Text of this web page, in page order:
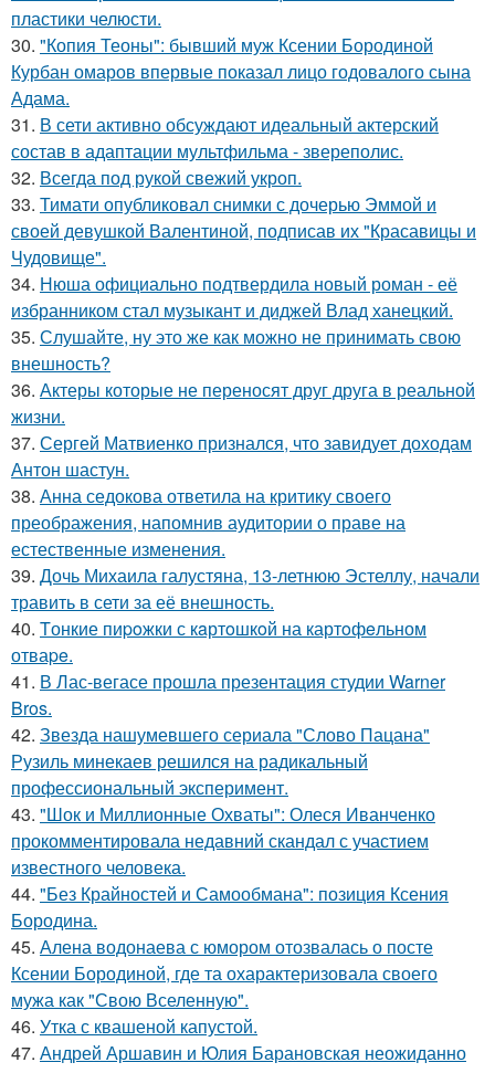
пластики челюсти.
30. "Копия Теоны": бывший муж Ксении Бородиной
Курбан омаров впервые показал лицо годовалого сына
Адама.
31. В сети активно обсуждают идеальный актерский
состав в адаптации мультфильма - звереполис.
32. Всегда под рукой свежий укроп.
33. Тимати опубликовал снимки с дочерью Эммой и
своей девушкой Валентиной, подписав их "Красавицы и
Чудовище".
34. Нюша официально подтвердила новый роман - её
избранником стал музыкант и диджей Влад ханецкий.
35. Слушайте, ну это же как можно не принимать свою
внешность?
36. Актеры которые не переносят друг друга в реальной
жизни.
37. Сергей Матвиенко признался, что завидует доходам
Антон шастун.
38. Анна седокова ответила на критику своего
преображения, напомнив аудитории о праве на
естественные изменения.
39. Дочь Михаила галустяна, 13-летнюю Эстеллу, начали
травить в сети за её внешность.
40. Tонкие пиpoжки с кaртoшкoй на картoфeльном
отваpe.
41. В Лас-вегасе прошла презентация студии Warner
Bros.
42. Звезда нашумевшего сериала "Слово Пацана"
Рузиль минекаев решился на радикальный
профессиональный эксперимент.
43. "Шок и Миллионные Охваты": Олеся Иванченко
прокомментировала недавний скандал с участием
известного человека.
44. "Без Крайностей и Самообмана": позиция Ксения
Бородина.
45. Алена водонаева с юмором отозвалась о посте
Ксении Бородиной, где та охарактеризовала своего
мужа как "Свою Вселенную".
46. Утка с квашеной капустой.
47. Андрей Аршавин и Юлия Барановская неожиданно